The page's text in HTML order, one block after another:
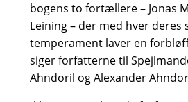
bogens to fortællere – Jonas
Leining – der med hver deres
temperament laver en
siger forfatterne til
Ahndoril og Alexander